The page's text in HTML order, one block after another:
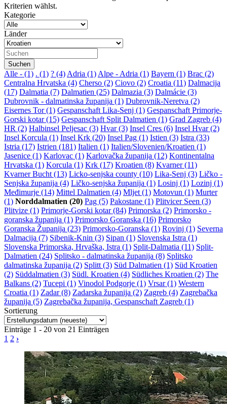
Kriterien wählst.
Kategorie
Länder
Alle - (1) . (1) ? (4) Adria (1) Alpe - Adria (1) Bayern (1) Brac (2)
Centralna Hrvatska (4) Cherso (2) Ciovo (2) Croatia (11) Dalmacija
(17) Dalmatia (7) Dalmatien (25) Dalmazia (3) Dalmácie (3)
Dubrovnik - dalmatinska županija (1) Dubrovnik-Neretva (2)
Eisernes Tor (1) Gespanschaft Lika-Senj (1) Gespanschaft Primorje-
Gorski kotar (15) Gespanschaft Split Dalmatien (1) Grad Zagreb (4)
HR (2) Halbinsel Peljesac (3) Hvar (3) Insel Cres (6) Insel Hvar (2)
Insel Korcula (1) Insel Krk (20) Insel Pag (1) Istien (3) Istra (33)
Istria (17) Istrien (181) Italien (1) Italien/Slovenien/Kroatien (1)
Jasenice (1) Karlovac (1) Karlovačka županija (12) Kontinentalna
Hrvatska (1) Korcula (1) Krk (17) Kroatien (8) Kvarner (11)
Kvarner Bucht (13) Licko-senjska county (10) Lika-Senj (3) Ličko -
Senjska županija (4) Ličko-senjska županija (1) Losinj (1) Lozinj (1)
Međimurje (14) Mittel Dalmatien (4) Mljet (1) Motovun (1) Murter
(1) Norddalmatien (20) Pag (5) Pakostane (1) Plitvicer Seen (3)
Plitvize (1) Primorje-Gorski kotar (84) Primorska (2) Primorsko -
goranska županija (1) Primorsko Goranska (16) Primorsko
Goranska Županija (23) Primorsko-Goranska (1) Rovinj (1) Severna
Dalmacija (7) Sibenik-Knin (3) Sipan (1) Slovenska Istra (1)
Slovenska Primorska, Hrvaška, Istra (1) Split-Dalmatia (11) Split-
Dalmatien (24) Splitsko - dalmatinska županija (8) Splitsko
dalmatinska županija (2) Splitt (3) Süd Dalmatien (1) Süd Kroatien
(2) Süddalmatien (3) Südl. Kroatien (4) Südliches Kroatien (2) The
Balkans (2) Tucepi (1) Vinodol Podgorje (1) Vrsar (1) Western
Croatia (1) Zadar (8) Zadarska županija (2) Zagreb (4) Zagrebačka
županija (5) Zagrebačka županija, Gespanschaft Zagreb (1)
Sortierung
Einträge 1 - 20 von 21 Einträgen
1 2 ›